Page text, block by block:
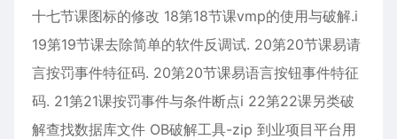
十七节课图标的修改 18第18节课vmp的使用与破解.i
19第19节课去除简单的软件反调试. 20第20节课易请
言按罚事件特征码. 20第20节课易语言按钮事件特征
码. 21第21课按罚事件与条件断点i 22第22课另类破
解查找数据库文件 OB破解工具-zip 到业项目平台用